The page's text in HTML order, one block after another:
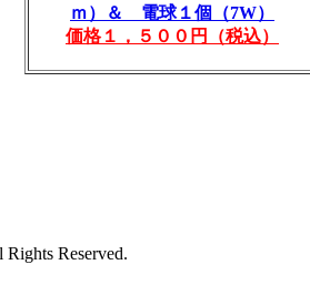
ｍ）＆ 電球１個（7W）
価格１，５００円（税込）
Reserved.